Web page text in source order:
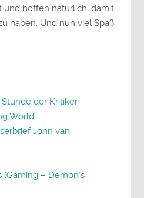
und hoffen natürlich, damit
haben. Und nun viel Spaß
der Kritiker
World
John van
– Demon’s